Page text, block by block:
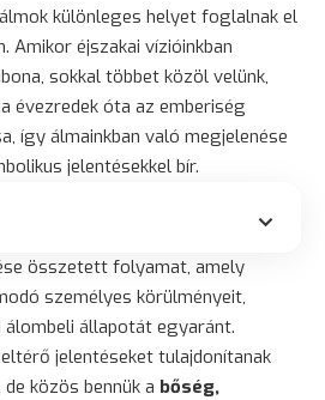
különleges helyet foglalnak el
Amikor éjszakai vízióinkban
sokkal többet közöl velünk,
évezredek óta az emberiség
így álmainkban való megjelenése
jelentésekkel bír.
összetett folyamat, amely
személyes körülményeit,
állapotát egyaránt.
jelentéseket tulajdonítanak
közös bennük a bőség,